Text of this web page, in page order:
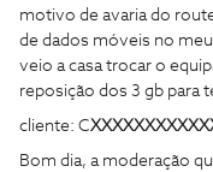
motivo de avaria do
de dados móveis no
veio a casa trocar o
reposição dos 3 gb para
cliente: C
Bom dia, a moderação